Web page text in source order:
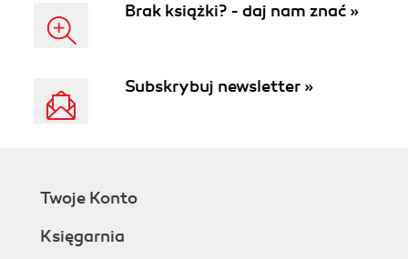
Brak książki? - daj nam znać »
Subskrybuj newsletter »
Twoje Konto
Księgarnia